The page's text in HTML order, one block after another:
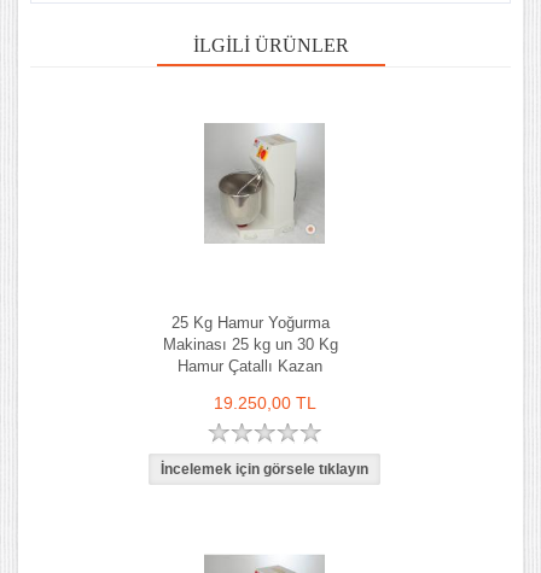
İLGILI ÜRÜNLER
25 Kg Hamur Yoğurma
Makinası 25 kg un 30 Kg
Hamur Çatallı Kazan
19.250,00 TL